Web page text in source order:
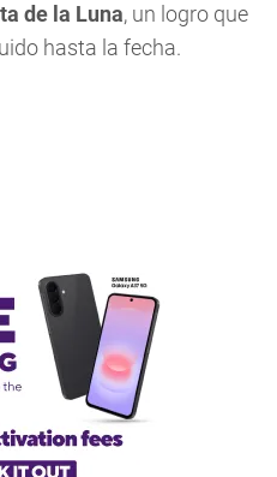
de la Luna, un logro que
hasta la fecha.